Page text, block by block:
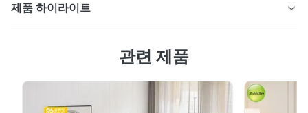
제품 하이라이트
시트입니다. 18년 공장 노하우, 다양한 위치의 리클라이닝,
관련 제품